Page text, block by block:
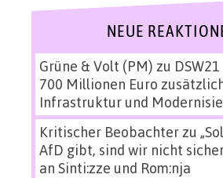
NEUE
Grüne & Volt (PM) zu
700 Millionen Euro
Infrastruktur und
Kritischer Beobachterzu
AfD gibt, sind wir nicht
an Sinti:zze und Rom:nja